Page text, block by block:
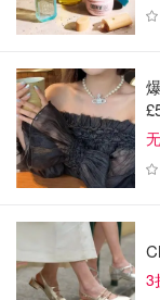
道了，右边的方
要，方领对你们是
3